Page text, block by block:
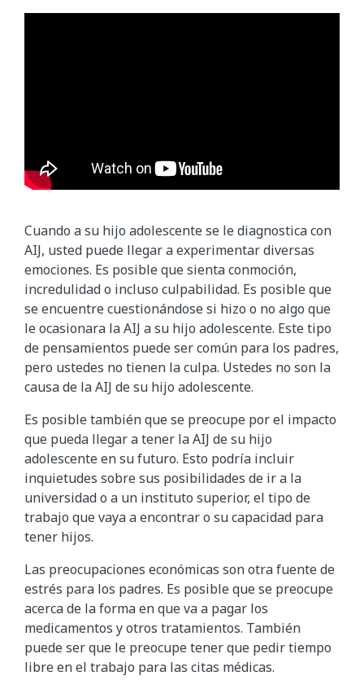
Cuando a su hijo adolescente se le diagnostica con
AIJ, usted puede llegar a experimentar diversas
emociones. Es posible que sienta conmoción,
incredulidad o incluso culpabilidad. Es posible que
se encuentre cuestionándose si hizo o no algo que
le ocasionara la AIJ a su hijo adolescente. Este tipo
de pensamientos puede ser común para los padres,
pero ustedes no tienen la culpa. Ustedes no son la
causa de la AIJ de su hijo adolescente.
Es posible también que se preocupe por el impacto
que pueda llegar a tener la AIJ de su hijo
adolescente en su futuro. Esto podría incluir
inquietudes sobre sus posibilidades de ir a la
universidad o a un instituto superior, el tipo de
trabajo que vaya a encontrar o su capacidad para
tener hijos.
Las preocupaciones económicas son otra fuente de
estrés para los padres. Es posible que se preocupe
acerca de la forma en que va a pagar los
medicamentos y otros tratamientos. También
puede ser que le preocupe tener que pedir tiempo
libre en el trabajo para las citas médicas.